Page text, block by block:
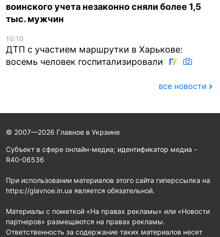
воинского учета незаконно сняли более 1,5
тыс. мужчин
10:10
ДТП с участием маршрутки в Харькове:
восемь человек госпитализировали
все новости
© 2007—2026 Главное в Украине
Субъект в сфере онлайн-медиа; идентификатор медиа -
R40-06536
При использовании материалов этого сайта гиперссылка на
https://glavnoe.in.ua является обязательной.
Материалы с пометкой «На правах рекламы» или «Новости
партнеров» размещаются на правах рекламы.
Ответственность за содержание таких материалов несет